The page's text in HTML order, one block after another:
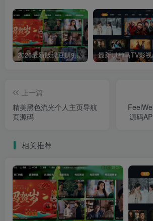
2026最新版绿豆UI9双端影视APP源码
上一篇
精美黑色流光个人主页导航
页源码
源码
相关推荐